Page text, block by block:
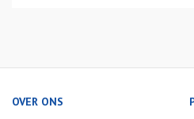
OVER ONS